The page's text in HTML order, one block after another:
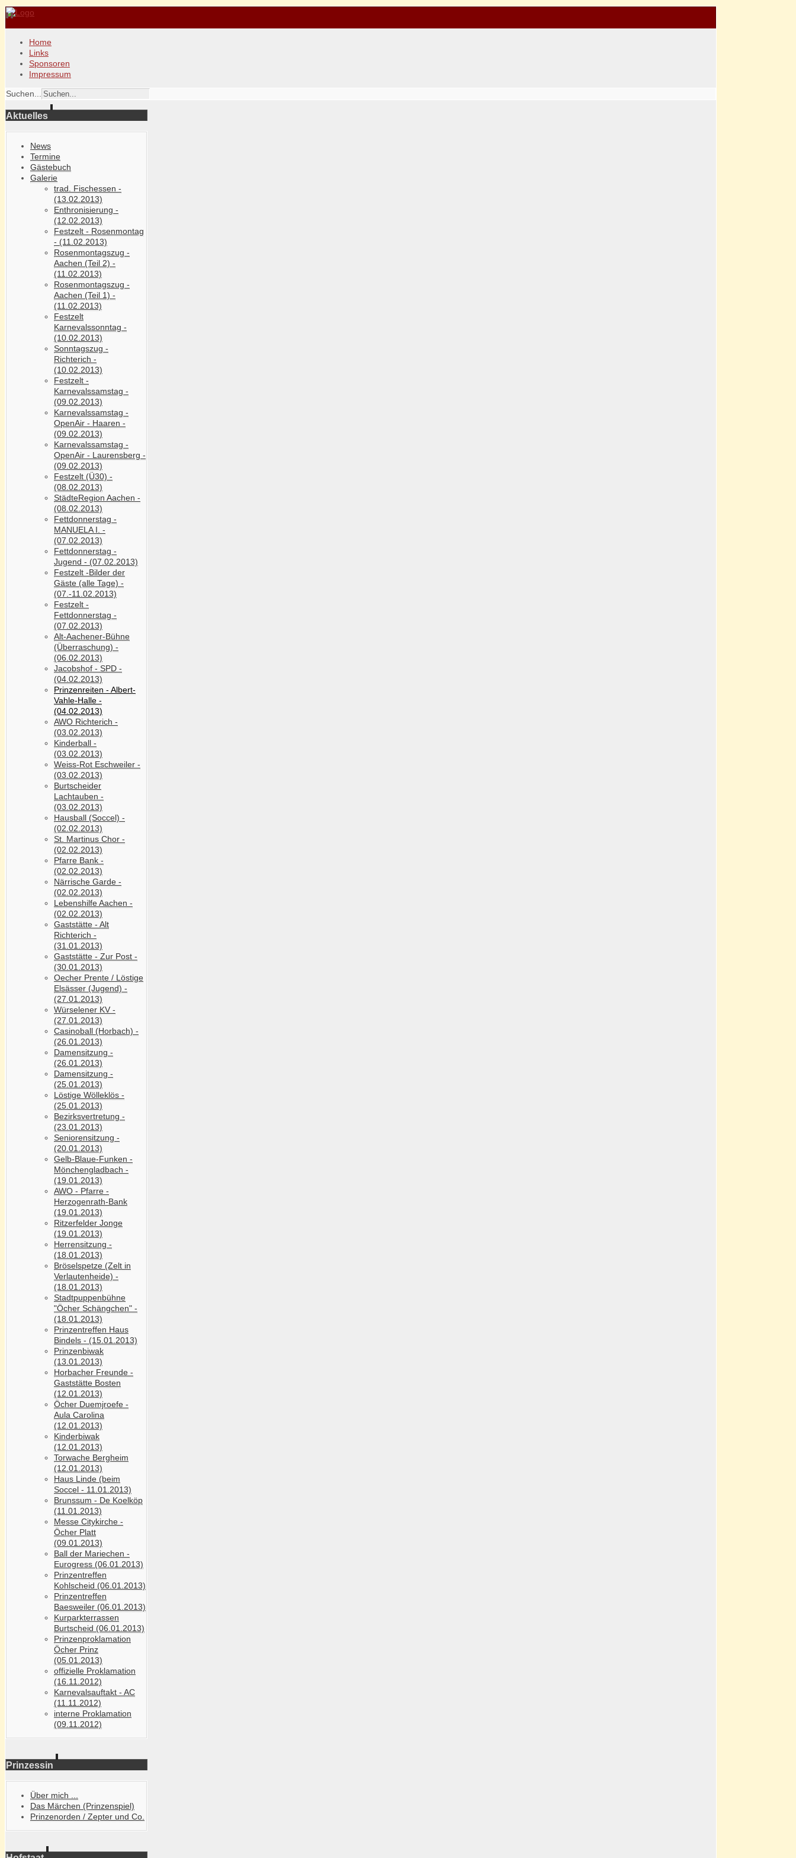
Home
Links
Sponsoren
Impressum
Suchen...
Aktuelles
News
Termine
Gästebuch
Galerie
trad. Fischessen -
(13.02.2013)
Enthronisierung -
(12.02.2013)
Festzelt - Rosenmontag
- (11.02.2013)
Rosenmontagszug -
Aachen (Teil 2) -
(11.02.2013)
Rosenmontagszug -
Aachen (Teil 1) -
(11.02.2013)
Festzelt
Karnevalssonntag -
(10.02.2013)
Sonntagszug -
Richterich -
(10.02.2013)
Festzelt -
Karnevalssamstag -
(09.02.2013)
Karnevalssamstag -
OpenAir - Haaren -
(09.02.2013)
Karnevalssamstag -
OpenAir - Laurensberg -
(09.02.2013)
Festzelt (Ü30) -
(08.02.2013)
StädteRegion Aachen -
(08.02.2013)
Fettdonnerstag -
MANUELA I. -
(07.02.2013)
Fettdonnerstag -
Jugend - (07.02.2013)
Festzelt -Bilder der
Gäste (alle Tage) -
(07.-11.02.2013)
Festzelt -
Fettdonnerstag -
(07.02.2013)
Alt-Aachener-Bühne
(Überraschung) -
(06.02.2013)
Jacobshof - SPD -
(04.02.2013)
Prinzenreiten - Albert-
Vahle-Halle -
(04.02.2013)
AWO Richterich -
(03.02.2013)
Kinderball -
(03.02.2013)
Weiss-Rot Eschweiler -
(03.02.2013)
Burtscheider
Lachtauben -
(03.02.2013)
Hausball (Soccel) -
(02.02.2013)
St. Martinus Chor -
(02.02.2013)
Pfarre Bank -
(02.02.2013)
Närrische Garde -
(02.02.2013)
Lebenshilfe Aachen -
(02.02.2013)
Gaststätte - Alt
Richterich -
(31.01.2013)
Gaststätte - Zur Post -
(30.01.2013)
Oecher Prente / Löstige
Elsässer (Jugend) -
(27.01.2013)
Würselener KV -
(27.01.2013)
Casinoball (Horbach) -
(26.01.2013)
Damensitzung -
(26.01.2013)
Damensitzung -
(25.01.2013)
Löstige Wölleklös -
(25.01.2013)
Bezirksvertretung -
(23.01.2013)
Seniorensitzung -
(20.01.2013)
Gelb-Blaue-Funken -
Mönchengladbach -
(19.01.2013)
AWO - Pfarre -
Herzogenrath-Bank
(19.01.2013)
Ritzerfelder Jonge
(19.01.2013)
Herrensitzung -
(18.01.2013)
Bröselspetze (Zelt in
Verlautenheide) -
(18.01.2013)
Stadtpuppenbühne
"Öcher Schängchen" -
(18.01.2013)
Prinzentreffen Haus
Bindels - (15.01.2013)
Prinzenbiwak
(13.01.2013)
Horbacher Freunde -
Gaststätte Bosten
(12.01.2013)
Öcher Duemjroefe -
Aula Carolina
(12.01.2013)
Kinderbiwak
(12.01.2013)
Torwache Bergheim
(12.01.2013)
Haus Linde (beim
Soccel - 11.01.2013)
Brunssum - De Koelköp
(11.01.2013)
Messe Citykirche -
Öcher Platt
(09.01.2013)
Ball der Mariechen -
Eurogress (06.01.2013)
Prinzentreffen
Kohlscheid (06.01.2013)
Prinzentreffen
Baesweiler (06.01.2013)
Kurparkterrassen
Burtscheid (06.01.2013)
Prinzenproklamation
Öcher Prinz
(05.01.2013)
offizielle Proklamation
(16.11.2012)
Karnevalsauftakt - AC
(11.11.2012)
interne Proklamation
(09.11.2012)
Prinzessin
Über mich ...
Das Märchen (Prinzenspiel)
Prinzenorden / Zepter und Co.